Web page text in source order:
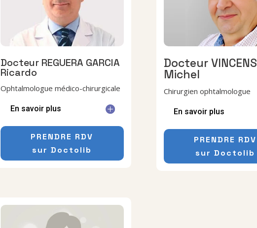
Docteur REGUERA GARCIA
Ricardo
Ophtalmologue médico-chirurgicale
En savoir plus
PRENDRE RDV
sur Doctolib
Docteur VINCENS
Michel
Chirurgien ophtalmologue
En savoir plus
PRENDRE RDV
sur Doctolib